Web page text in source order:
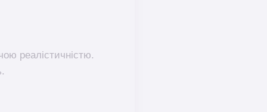
реалістичністю.